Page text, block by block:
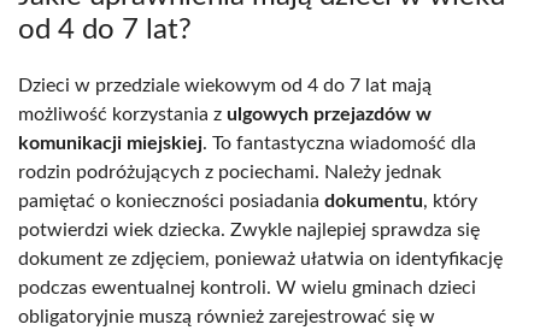
od 4 do 7 lat?
Dzieci w przedziale wiekowym od 4 do 7 lat mają
możliwość korzystania z ulgowych przejazdów w
komunikacji miejskiej. To fantastyczna wiadomość dla
rodzin podróżujących z pociechami. Należy jednak
pamiętać o konieczności posiadania dokumentu, który
potwierdzi wiek dziecka. Zwykle najlepiej sprawdza się
dokument ze zdjęciem, ponieważ ułatwia on identyfikację
podczas ewentualnej kontroli. W wielu gminach dzieci
obligatoryjnie muszą również zarejestrować się w